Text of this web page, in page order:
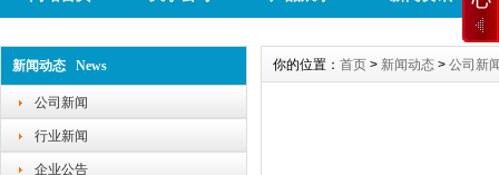
新闻动态 News
公司新闻
行业新闻
企业公告
你的位置： 首页 > 新闻动态 > 公司新